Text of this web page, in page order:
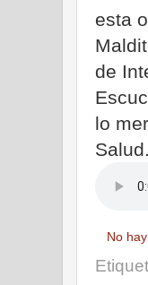
esta
de
lo
Salud.
No